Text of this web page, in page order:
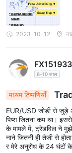
2023-10-12
6-10 साल
मध्यम टिप्पणियाँ
प्रॉफिट को बढ़ाते हैं
EUR/USD जोड़ी से जुड़े
पिप्स जितना कम था।
के मामले में, ट्रेडविल ने मुझे
नाने जितनी ही तेजी से
र मेरे अनुरोध के 24 घंटों